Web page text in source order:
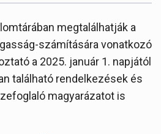
megtalálhatják a
számítására vonatkozó
a 2025. január 1. napjától
található rendelkezések és
magyarázatot is